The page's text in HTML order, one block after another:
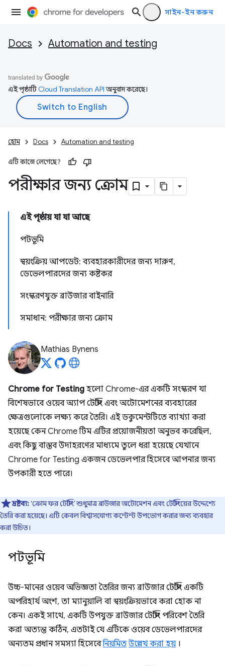
সাইন-ইন করুন
Docs Automation and testing
এই পৃষ্ঠাটিCloud Translation APIঅনুবাদ করেছে।
হোম Docs Automation and testing
এটি কাজে লেগেছে?
পরীক্ষার জন্য ক্রোম
এই পৃষ্ঠায় যা যা আছে
পটভূমি
স্বয়ংক্রিয় আপডেট: ব্যবহারকারীদের জন্য দারুণ,
ডেভেলপারদের জন্য কষ্টকর
সংস্করণযুক্ত ব্রাউজার বাইনারি
সমাধান: পরীক্ষার জন্য ক্রোম
Mathias Bynens
Chrome for Testing হলো Chrome-এর একটি সংস্করণ যা
বিশেষভাবে ওয়েব অ্যাপ টেস্টিং এবং অটোমেশনের ব্যবহারের
ক্ষেত্রগুলোকে লক্ষ্য করে তৈরি। এই ডকুমেন্টটিতে ব্যাখ্যা করা
হয়েছে কেন Chrome টিম এটির প্রয়োজনীয়তা অনুভব করেছিল,
এবং কিছু বাস্তব উদাহরণের মাধ্যমে তুলে ধরা হয়েছে যেখানে
Chrome for Testing একজন ডেভেলপার হিসেবে আপনার জন্য
উপকারী হতে পারে।
দ্রষ্টব্য: ‘ক্রোম ফর টেস্টিং’ শুধুমাত্র ব্রাউজার অটোমেশন এবং টেস্টিংয়ের উদ্দেশ্যে
তৈরি করা হয়েছে। এটি কেবল বিশ্বাসযোগ্য কন্টেন্ট উপভোগ করার জন্য ব্যবহার
করা উচিত।
পটভূমি
উচ্চ-মানের ওয়েব অভিজ্ঞতা তৈরির জন্য ব্রাউজার টেস্টিং একটি
অপরিহার্য অংশ, তা ম্যানুয়ালি বা স্বয়ংক্রিয়ভাবে করা হোক না
কেন। একই সাথে, একটি উপযুক্ত ব্রাউজার টেস্টিং পরিবেশ তৈরি
করা অত্যন্ত কঠিন, এতটাই যে এটিকে ওয়েব ডেভেলপারদের
অন্যতম প্রধান সমস্যা হিসেবেনিয়মিত উল্লেখ করা হয় ।